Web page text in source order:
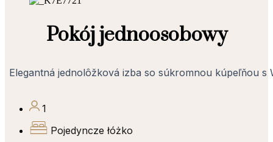
Pokój jednoosobowy
Elegantná jednolôžková izba so súkromnou kúpeľňou s
1
Pojedyncze łóżko